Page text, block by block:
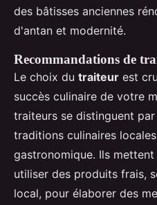
des bâtisses anciennes
d'antan et modernité.
Recommandations de
Le choix du traiteur est
succès culinaire de votre
traiteurs se distinguent
traditions culinaires
gastronomique. Ils
utiliser des produits frais,
local, pour élaborer des